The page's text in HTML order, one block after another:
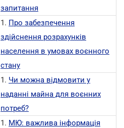
запитання
1. Про забезпечення
здійснення розрахунків
населення в умовах воєнного
стану
1. Чи можна відмовити у
наданні майна для воєнних
потреб?
1. МЮ: важлива інформація